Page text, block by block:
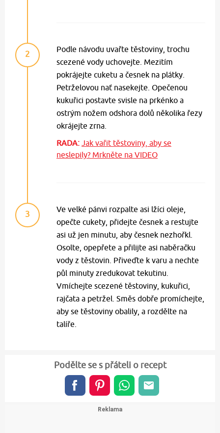
2
Podle návodu uvařte těstoviny, trochu
scezené vody uchovejte. Mezitím
pokrájejte cuketu a česnek na plátky.
Petrželovou nať nasekejte. Opečenou
kukuřici postavte svisle na prkénko a
ostrým nožem odshora dolů několika řezy
okrájejte zrna.
RADA: Jak vařit těstoviny, aby se
neslepily? Mrkněte na VIDEO
3
Ve velké pánvi rozpalte asi lžíci oleje,
opečte cukety, přidejte česnek a restujte
asi už jen minutu, aby česnek nezhořkl.
Osolte, opepřete a přilijte asi naběračku
vody z těstovin. Přiveďte k varu a nechte
půl minuty zredukovat tekutinu.
Vmíchejte scezené těstoviny, kukuřici,
rajčata a petržel. Směs dobře promíchejte,
aby se těstoviny obalily, a rozdělte na
talíře.
Podělte se s přáteli o recept